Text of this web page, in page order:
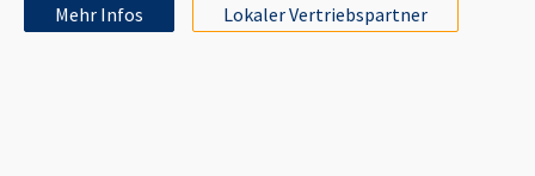
Mehr Infos Lokaler Vertriebspartner